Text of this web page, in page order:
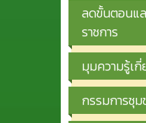
ลดขั้นตอนแล
ราชการ
มุมความรู้เ
กรรมการชุ